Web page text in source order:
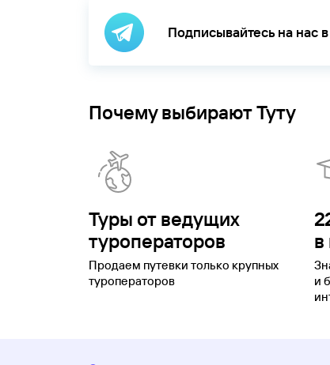
Подписывайтесь на нас
Почему выбирают Туту
Туры от ведущих
туроператоров
Продаем путевки только крупных
туроператоров
в
и